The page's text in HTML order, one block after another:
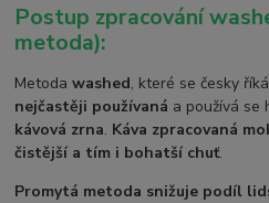
Postup zpracování
metoda):
Metodawashed, které se česky říká
nejčastěji používaná a používá se
kávová zrna. Káva zpracovaná
čistější a tím i bohatší chuť.
Promytá metoda snižuje podíl